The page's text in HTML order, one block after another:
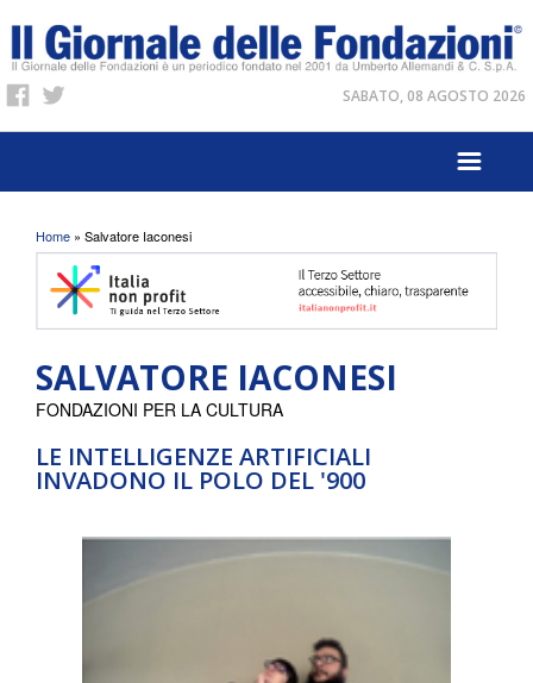
SABATO, 08 AGOSTO 2026
Tu sei qui
Home » Salvatore Iaconesi
SALVATORE IACONESI
LE INTELLIGENZE ARTIFICIALI
INVADONO IL POLO DEL '900
FONDAZIONI PER LA CULTURA